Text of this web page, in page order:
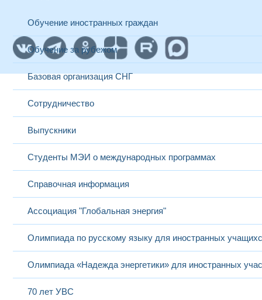
Обучение иностранных граждан
Обучение за рубежом
Базовая организация СНГ
Сотрудничество
Выпускники
Студенты МЭИ о международных программах
Справочная информация
Ассоциация "Глобальная энергия"
Олимпиада по русскому языку для иностранных
Олимпиада «Надежда энергетики» для иностранных
70 лет УВС